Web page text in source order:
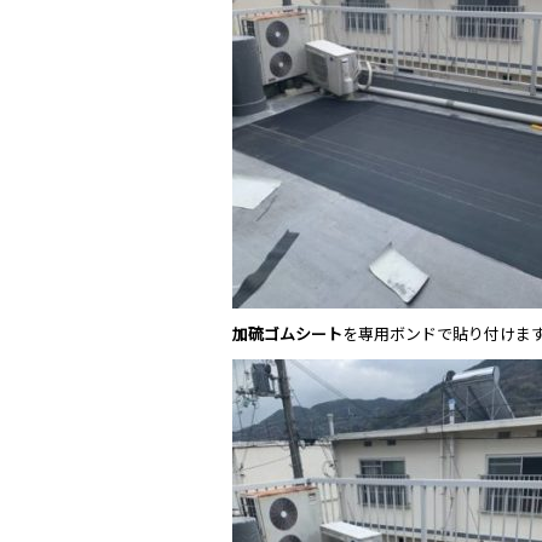
加硫ゴムシートを専用ボンドで貼り付けま